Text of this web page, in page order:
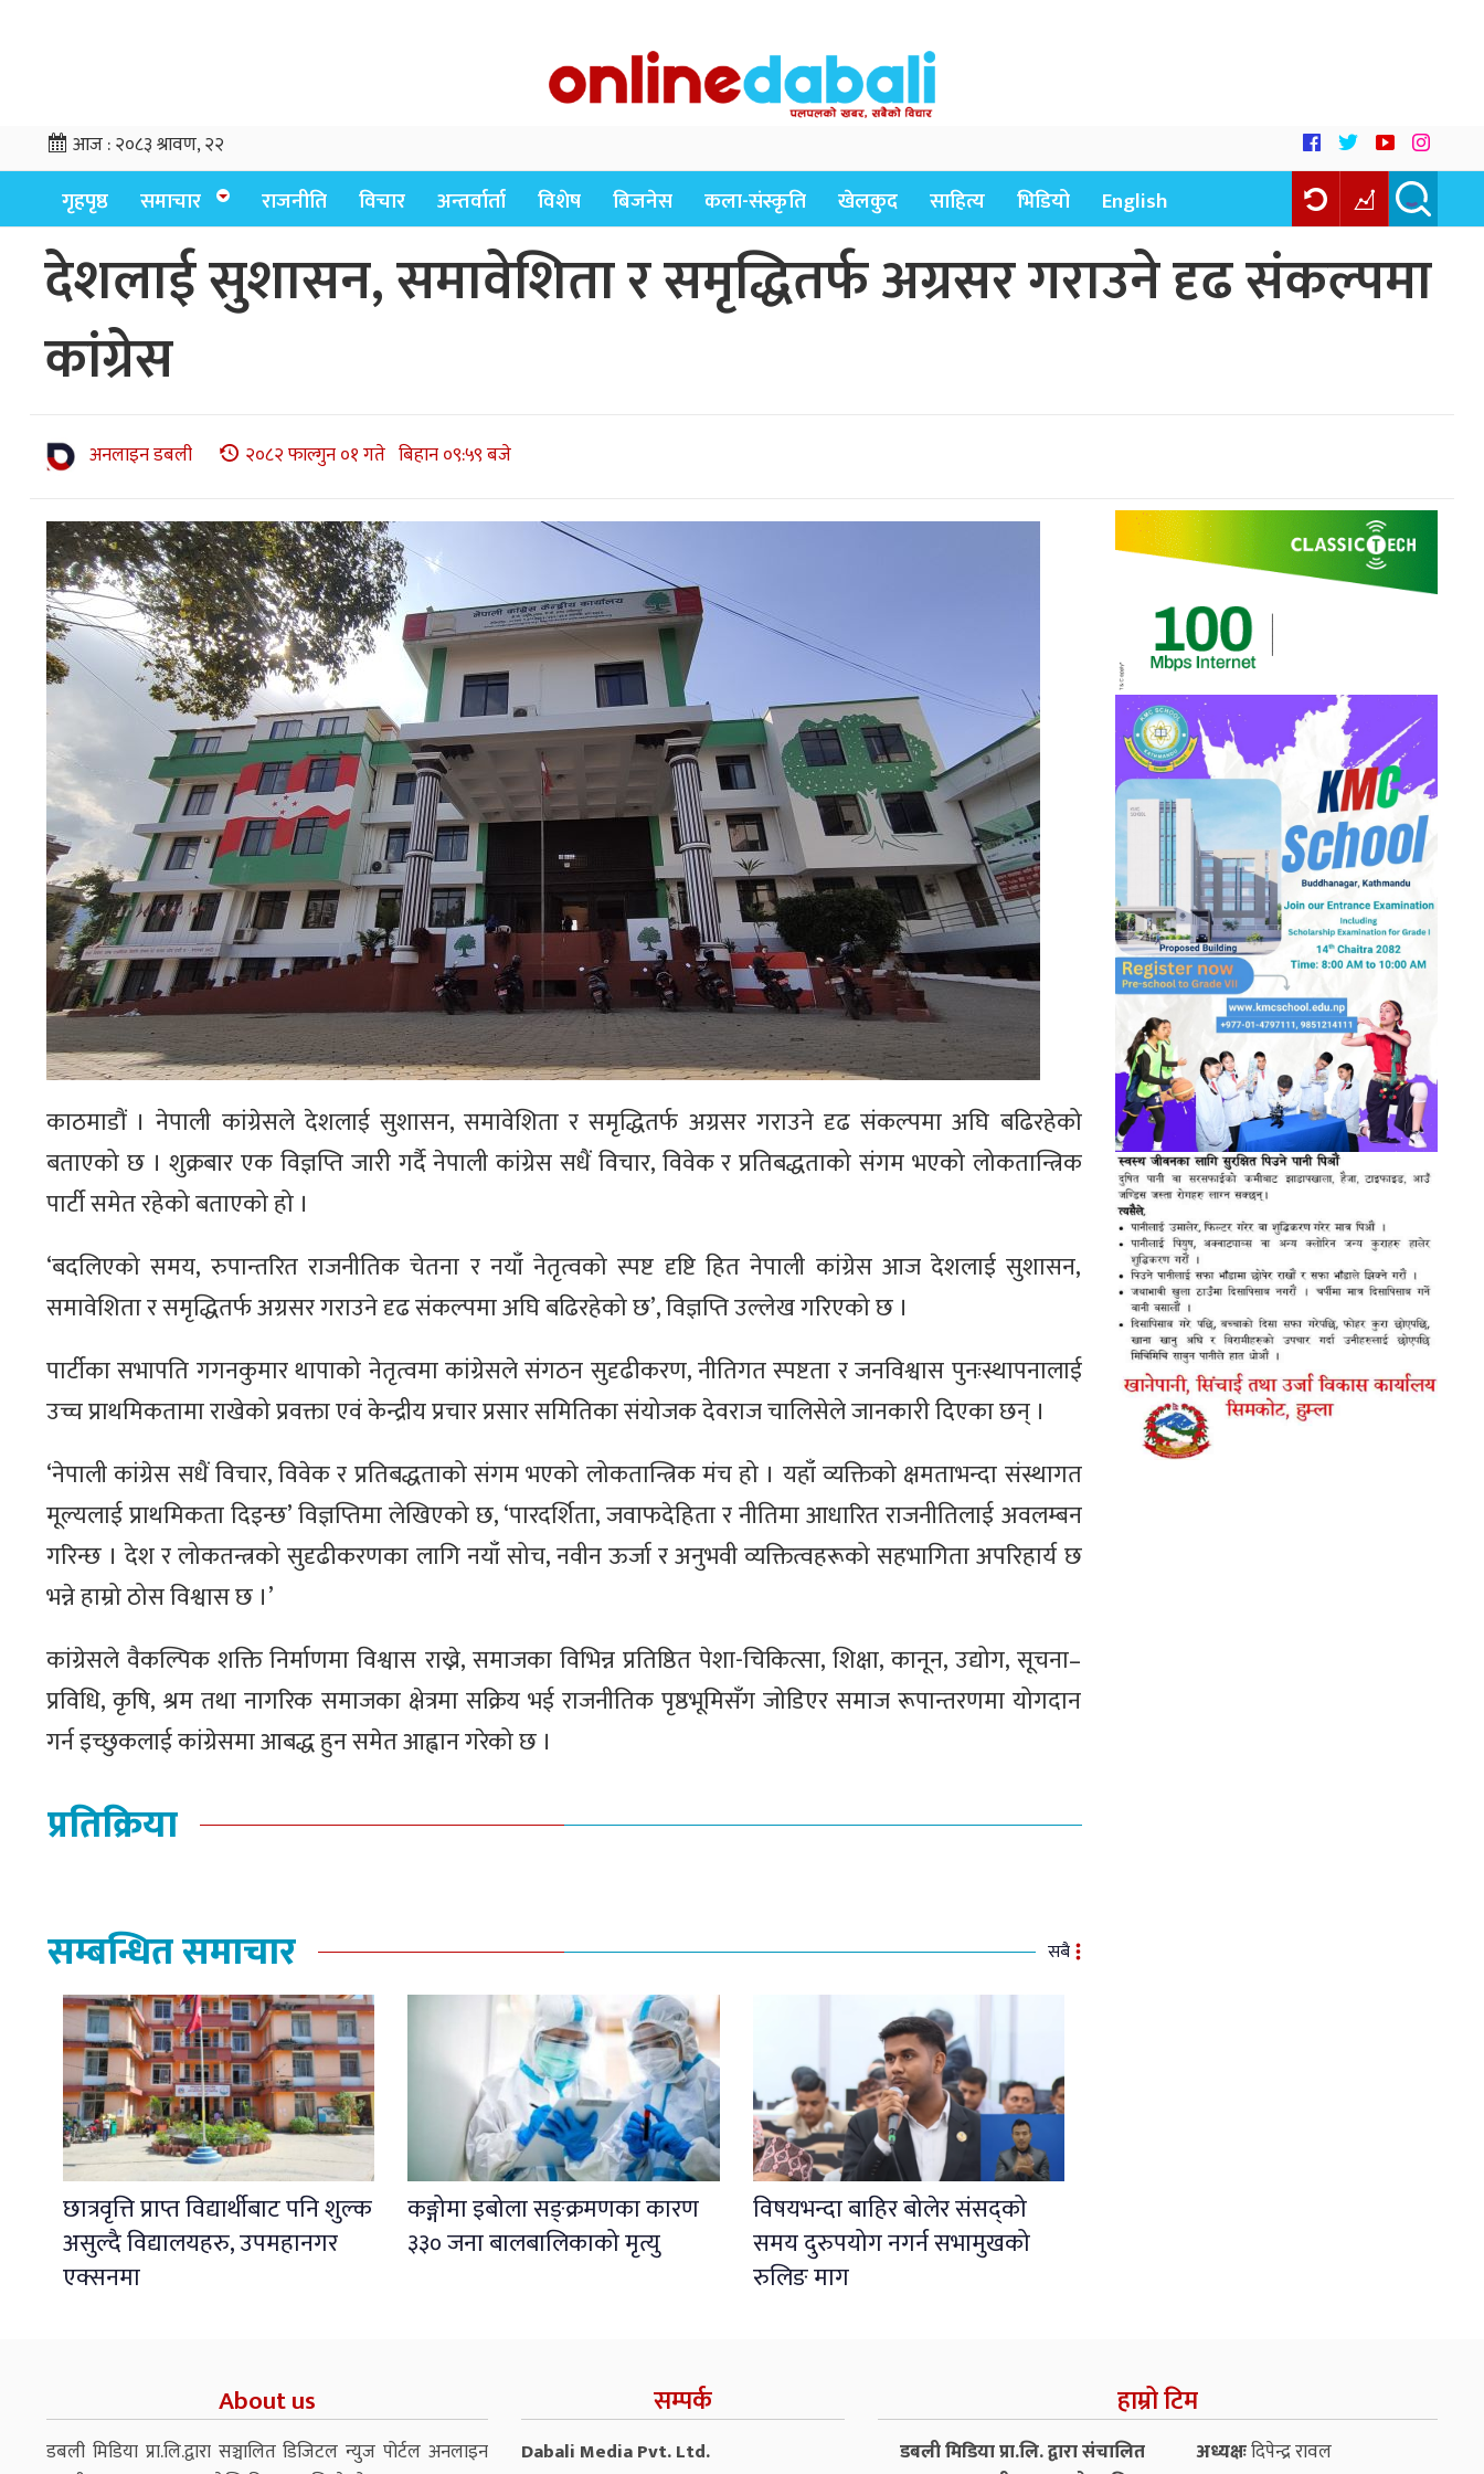
आज :२०८३ श्रावण, २२
गृहपृष्ठ समाचार राजनीति विचार अन्तर्वार्ता विशेष बिजनेस कला-संस्कृति खेलकुद साहित्य भिडियो English
देशलाई सुशासन, समावेशिता र समृद्धितर्फ अग्रसर गराउने दृढ संकल्पमा
कांग्रेस
अनलाइन डबली २०८२ फाल्गुन ०१ गते बिहान ०९:५९ बजे
काठमाडौं । नेपाली कांग्रेसले देशलाई सुशासन, समावेशिता र समृद्धितर्फ अग्रसर गराउने दृढ संकल्पमा अघि बढिरहेको
बताएको छ । शुक्रबार एक विज्ञप्ति जारी गर्दै नेपाली कांग्रेस सधैं विचार, विवेक र प्रतिबद्धताको संगम भएको लोकतान्त्रिक
पार्टी समेत रहेको बताएको हो ।
‘बदलिएको समय, रुपान्तरित राजनीतिक चेतना र नयाँ नेतृत्वको स्पष्ट दृष्टि हित नेपाली कांग्रेस आज देशलाई सुशासन,
समावेशिता र समृद्धितर्फ अग्रसर गराउने दृढ संकल्पमा अघि बढिरहेको छ’, विज्ञप्ति उल्लेख गरिएको छ ।
पार्टीका सभापति गगनकुमार थापाको नेतृत्वमा कांग्रेसले संगठन सुदृढीकरण, नीतिगत स्पष्टता र जनविश्वास पुनःस्थापनालाई
उच्च प्राथमिकतामा राखेको प्रवक्ता एवं केन्द्रीय प्रचार प्रसार समितिका संयोजक देवराज चालिसेले जानकारी दिएका छन् ।
‘नेपाली कांग्रेस सधैं विचार, विवेक र प्रतिबद्धताको संगम भएको लोकतान्त्रिक मंच हो । यहाँ व्यक्तिको क्षमताभन्दा संस्थागत
मूल्यलाई प्राथमिकता दिइन्छ’ विज्ञप्तिमा लेखिएको छ, ‘पारदर्शिता, जवाफदेहिता र नीतिमा आधारित राजनीतिलाई अवलम्बन
गरिन्छ । देश र लोकतन्त्रको सुदृढीकरणका लागि नयाँ सोच, नवीन ऊर्जा र अनुभवी व्यक्तित्वहरूको सहभागिता अपरिहार्य छ
भन्ने हाम्रो ठोस विश्वास छ ।’
कांग्रेसले वैकल्पिक शक्ति निर्माणमा विश्वास राख्ने, समाजका विभिन्न प्रतिष्ठित पेशा-चिकित्सा, शिक्षा, कानून, उद्योग, सूचना–
प्रविधि, कृषि, श्रम तथा नागरिक समाजका क्षेत्रमा सक्रिय भई राजनीतिक पृष्ठभूमिसँग जोडिएर समाज रूपान्तरणमा योगदान
गर्न इच्छुकलाई कांग्रेसमा आबद्ध हुन समेत आह्वान गरेको छ ।
प्रतिक्रिया
सम्बन्धित समाचार सबै
छात्रवृत्ति प्राप्त विद्यार्थीबाट पनि शुल्क
असुल्दै विद्यालयहरु, उपमहानगर
एक्सनमा
कङ्गोमा इबोला सङ्क्रमणका कारण
३३० जना बालबालिकाको मृत्यु
विषयभन्दा बाहिर बोलेर संसद्को
समय दुरुपयोग नगर्न सभामुखको
रुलिङ माग
About us
डबली मिडिया प्रा.लि.द्वारा सञ्चालित डिजिटल न्युज पोर्टल अनलाइन
सम्पर्क
Dabali Media Pvt. Ltd.
हाम्रो टिम
डबली मिडिया प्रा.लि. द्वारा संचालित
अध्यक्षःदिपेन्द्र रावल